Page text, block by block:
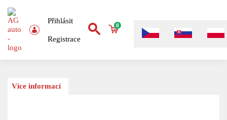
Přihlásit
Registrace
0
Více informací